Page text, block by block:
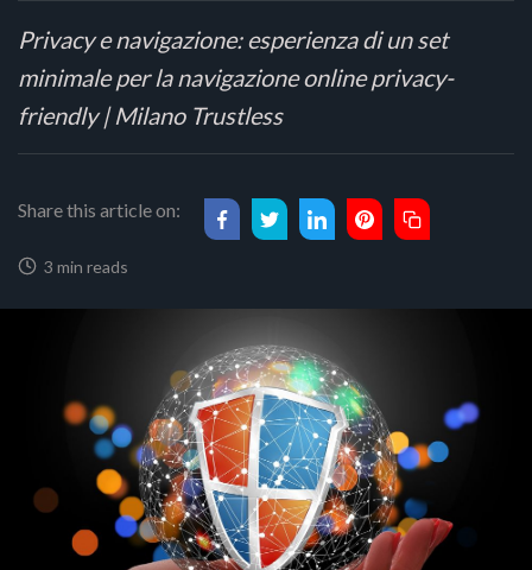
Privacy e navigazione: esperienza di un set
minimale per la navigazione online privacy-
friendly | Milano Trustless
Share this article on:
3 min reads